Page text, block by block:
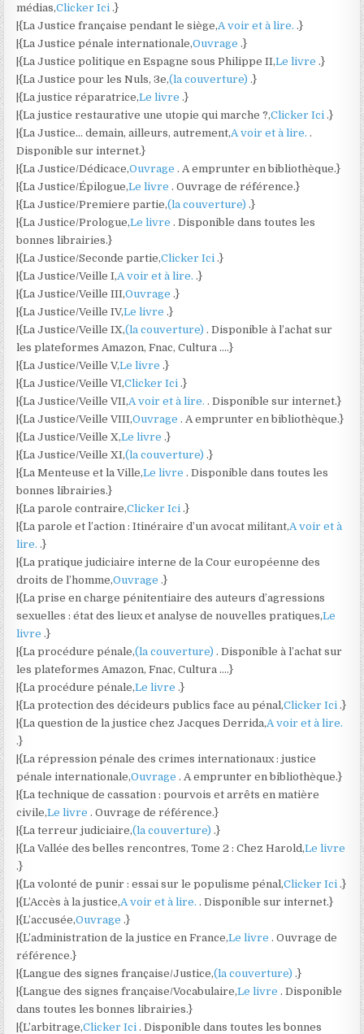
médias,Clicker Ici .}
|{La Justice française pendant le siège,A voir et à lire. .}
|{La Justice pénale internationale,Ouvrage .}
|{La Justice politique en Espagne sous Philippe II,Le livre .}
|{La Justice pour les Nuls, 3e,(la couverture) .}
|{La justice réparatrice,Le livre .}
|{La justice restaurative une utopie qui marche ?,Clicker Ici .}
|{La Justice… demain, ailleurs, autrement,A voir et à lire. .
Disponible sur internet.}
|{La Justice/Dédicace,Ouvrage . A emprunter en bibliothèque.}
|{La Justice/Épilogue,Le livre . Ouvrage de référence.}
|{La Justice/Premiere partie,(la couverture) .}
|{La Justice/Prologue,Le livre . Disponible dans toutes les
bonnes librairies.}
|{La Justice/Seconde partie,Clicker Ici .}
|{La Justice/Veille I,A voir et à lire. .}
|{La Justice/Veille III,Ouvrage .}
|{La Justice/Veille IV,Le livre .}
|{La Justice/Veille IX,(la couverture) . Disponible à l’achat sur
les plateformes Amazon, Fnac, Cultura ….}
|{La Justice/Veille V,Le livre .}
|{La Justice/Veille VI,Clicker Ici .}
|{La Justice/Veille VII,A voir et à lire. . Disponible sur internet.}
|{La Justice/Veille VIII,Ouvrage . A emprunter en bibliothèque.}
|{La Justice/Veille X,Le livre .}
|{La Justice/Veille XI,(la couverture) .}
|{La Menteuse et la Ville,Le livre . Disponible dans toutes les
bonnes librairies.}
|{La parole contraire,Clicker Ici .}
|{La parole et l’action : Itinéraire d’un avocat militant,A voir et à
lire. .}
|{La pratique judiciaire interne de la Cour européenne des
droits de l’homme,Ouvrage .}
|{La prise en charge pénitentiaire des auteurs d’agressions
sexuelles : état des lieux et analyse de nouvelles pratiques,Le
livre .}
|{La procédure pénale,(la couverture) . Disponible à l’achat sur
les plateformes Amazon, Fnac, Cultura ….}
|{La procédure pénale,Le livre .}
|{La protection des décideurs publics face au pénal,Clicker Ici .}
|{La question de la justice chez Jacques Derrida,A voir et à lire.
.}
|{La répression pénale des crimes internationaux : justice
pénale internationale,Ouvrage . A emprunter en bibliothèque.}
|{La technique de cassation : pourvois et arrêts en matière
civile,Le livre . Ouvrage de référence.}
|{La terreur judiciaire,(la couverture) .}
|{La Vallée des belles rencontres, Tome 2 : Chez Harold,Le livre
.}
|{La volonté de punir : essai sur le populisme pénal,Clicker Ici .}
|{L’Accès à la justice,A voir et à lire. . Disponible sur internet.}
|{L’accusée,Ouvrage .}
|{L’administration de la justice en France,Le livre . Ouvrage de
référence.}
|{Langue des signes française/Justice,(la couverture) .}
|{Langue des signes française/Vocabulaire,Le livre . Disponible
dans toutes les bonnes librairies.}
|{L’arbitrage,Clicker Ici . Disponible dans toutes les bonnes